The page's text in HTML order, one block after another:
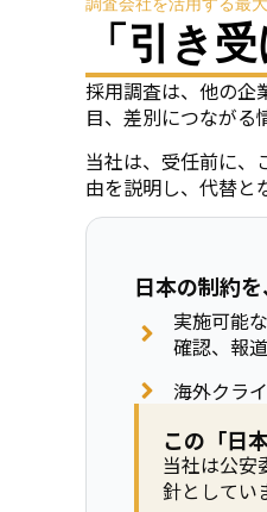
「引き
採用調査は、他の企
目、差別につながる
当社は、受任前に、
由を説明し、代替と
日本の制約
実施可能
確認、報
海外クラ
この「日
当社は公安
針としてい